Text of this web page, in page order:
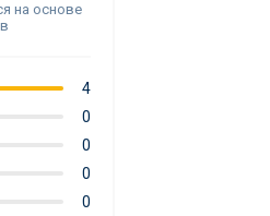
на основе
4
0
0
0
0